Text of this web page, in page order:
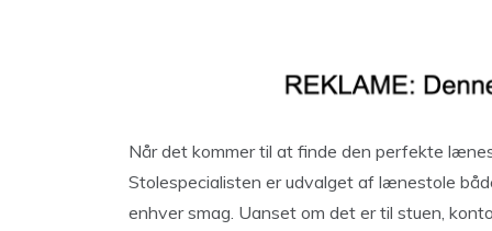
Når det kommer til at finde den perfekte
Stolespecialisten er udvalget af lænestole
enhver smag. Uanset om det er til stuen,